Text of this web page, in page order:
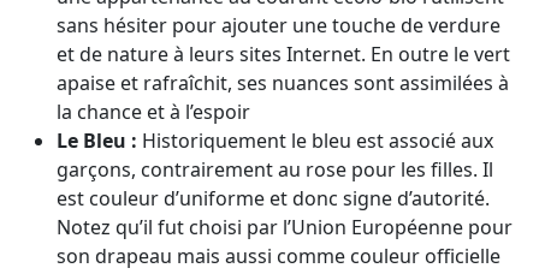
sans hésiter pour ajouter une touche de verdure
et de nature à leurs sites Internet. En outre le vert
apaise et rafraîchit, ses nuances sont assimilées à
la chance et à l’espoir
Le Bleu : Historiquement le bleu est associé aux
garçons, contrairement au rose pour les filles. Il
est couleur d’uniforme et donc signe d’autorité.
Notez qu’il fut choisi par l’Union Européenne pour
son drapeau mais aussi comme couleur officielle